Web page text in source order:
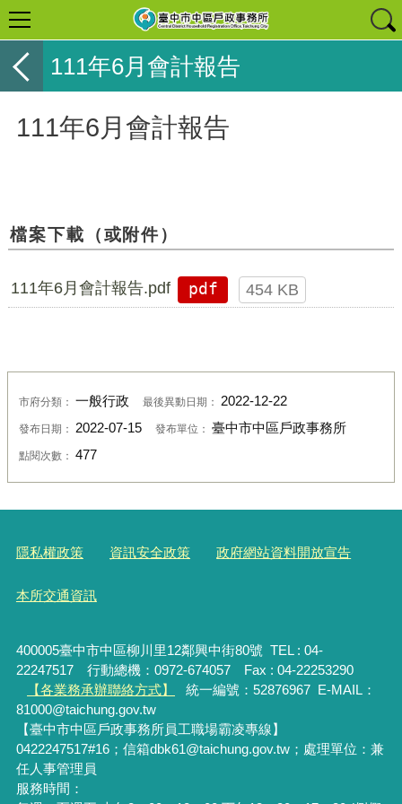
111年6月會計報告
111年6月會計報告
檔案下載（或附件）
111年6月會計報告.pdf pdf 454 KB
市府分類： 一般行政 最後異動日期： 2022-12-22
發布日期： 2022-07-15 發布單位： 臺中市中區戶政事務所
點閱次數： 477
隱私權政策 資訊安全政策 政府網站資料開放宣告
本所交通資訊
400005臺中市中區柳川里12鄰興中街80號 TEL : 04-
22247517 行動總機：0972-674057 Fax : 04-22253290
【各業務承辦聯絡方式】
統一編號：52876967 E-MAIL：
81000@taichung.gov.tw
【臺中市中區戶政事務所員工職場霸凌專線】
0422247517#16；信箱dbk61@taichung.gov.tw；處理單位：兼
任人事管理員
服務時間：